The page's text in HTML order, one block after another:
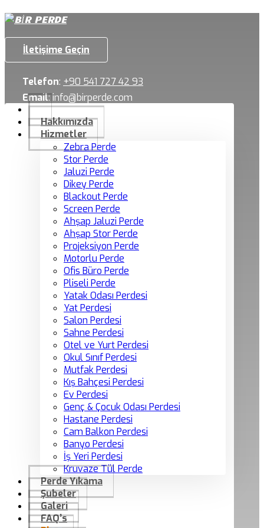
İletişime Geçin
Telefon: +90 541 727 42 93
Email:info@birperde.com
Hakkımızda
Hizmetler
Zebra Perde
Stor Perde
Jaluzi Perde
Dikey Perde
Blackout Perde
Screen Perde
Ahşap Jaluzi Perde
Ahşap Stor Perde
Projeksiyon Perde
Motorlu Perde
Ofis Büro Perde
Pliseli Perde
Yatak Odası Perdesi
Yat Perdesi
Salon Perdesi
Sahne Perdesi
Otel ve Yurt Perdesi
Okul Sınıf Perdesi
Mutfak Perdesi
Kış Bahçesi Perdesi
Ev Perdesi
Genç & Çocuk Odası Perdesi
Hastane Perdesi
Cam Balkon Perdesi
Banyo Perdesi
İş Yeri Perdesi
Kruvaze Tül Perde
Perde Yıkama
Şubeler
Galeri
FAQ’s